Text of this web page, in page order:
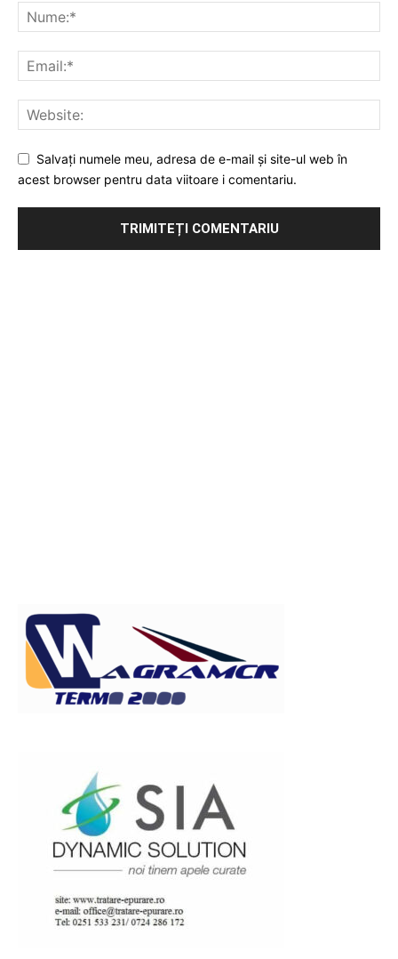
Salvați numele meu, adresa de e-mail și site-ul web în
acest browser pentru data viitoare i comentariu.